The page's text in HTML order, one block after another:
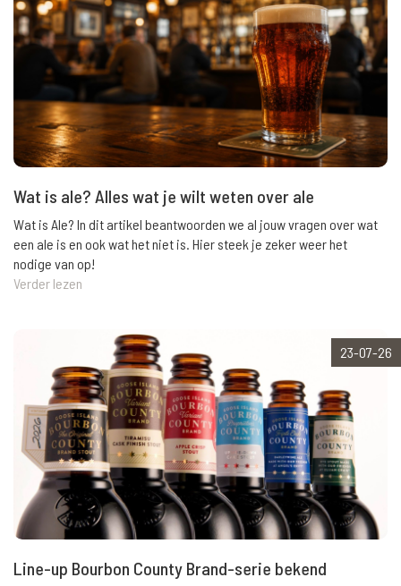
Wat is ale? Alles wat je wilt weten over ale
Wat is Ale? In dit artikel beantwoorden we al jouw vragen over wat
een ale is en ook wat het niet is. Hier steek je zeker weer het
nodige van op!
Verder lezen
23-07-26
Line-up Bourbon County Brand-serie bekend